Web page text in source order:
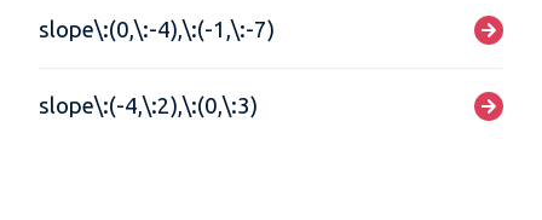
slope\:(0,\:-4),\:(-1,\:-7)
slope\:(-4,\:2),\:(0,\:3)